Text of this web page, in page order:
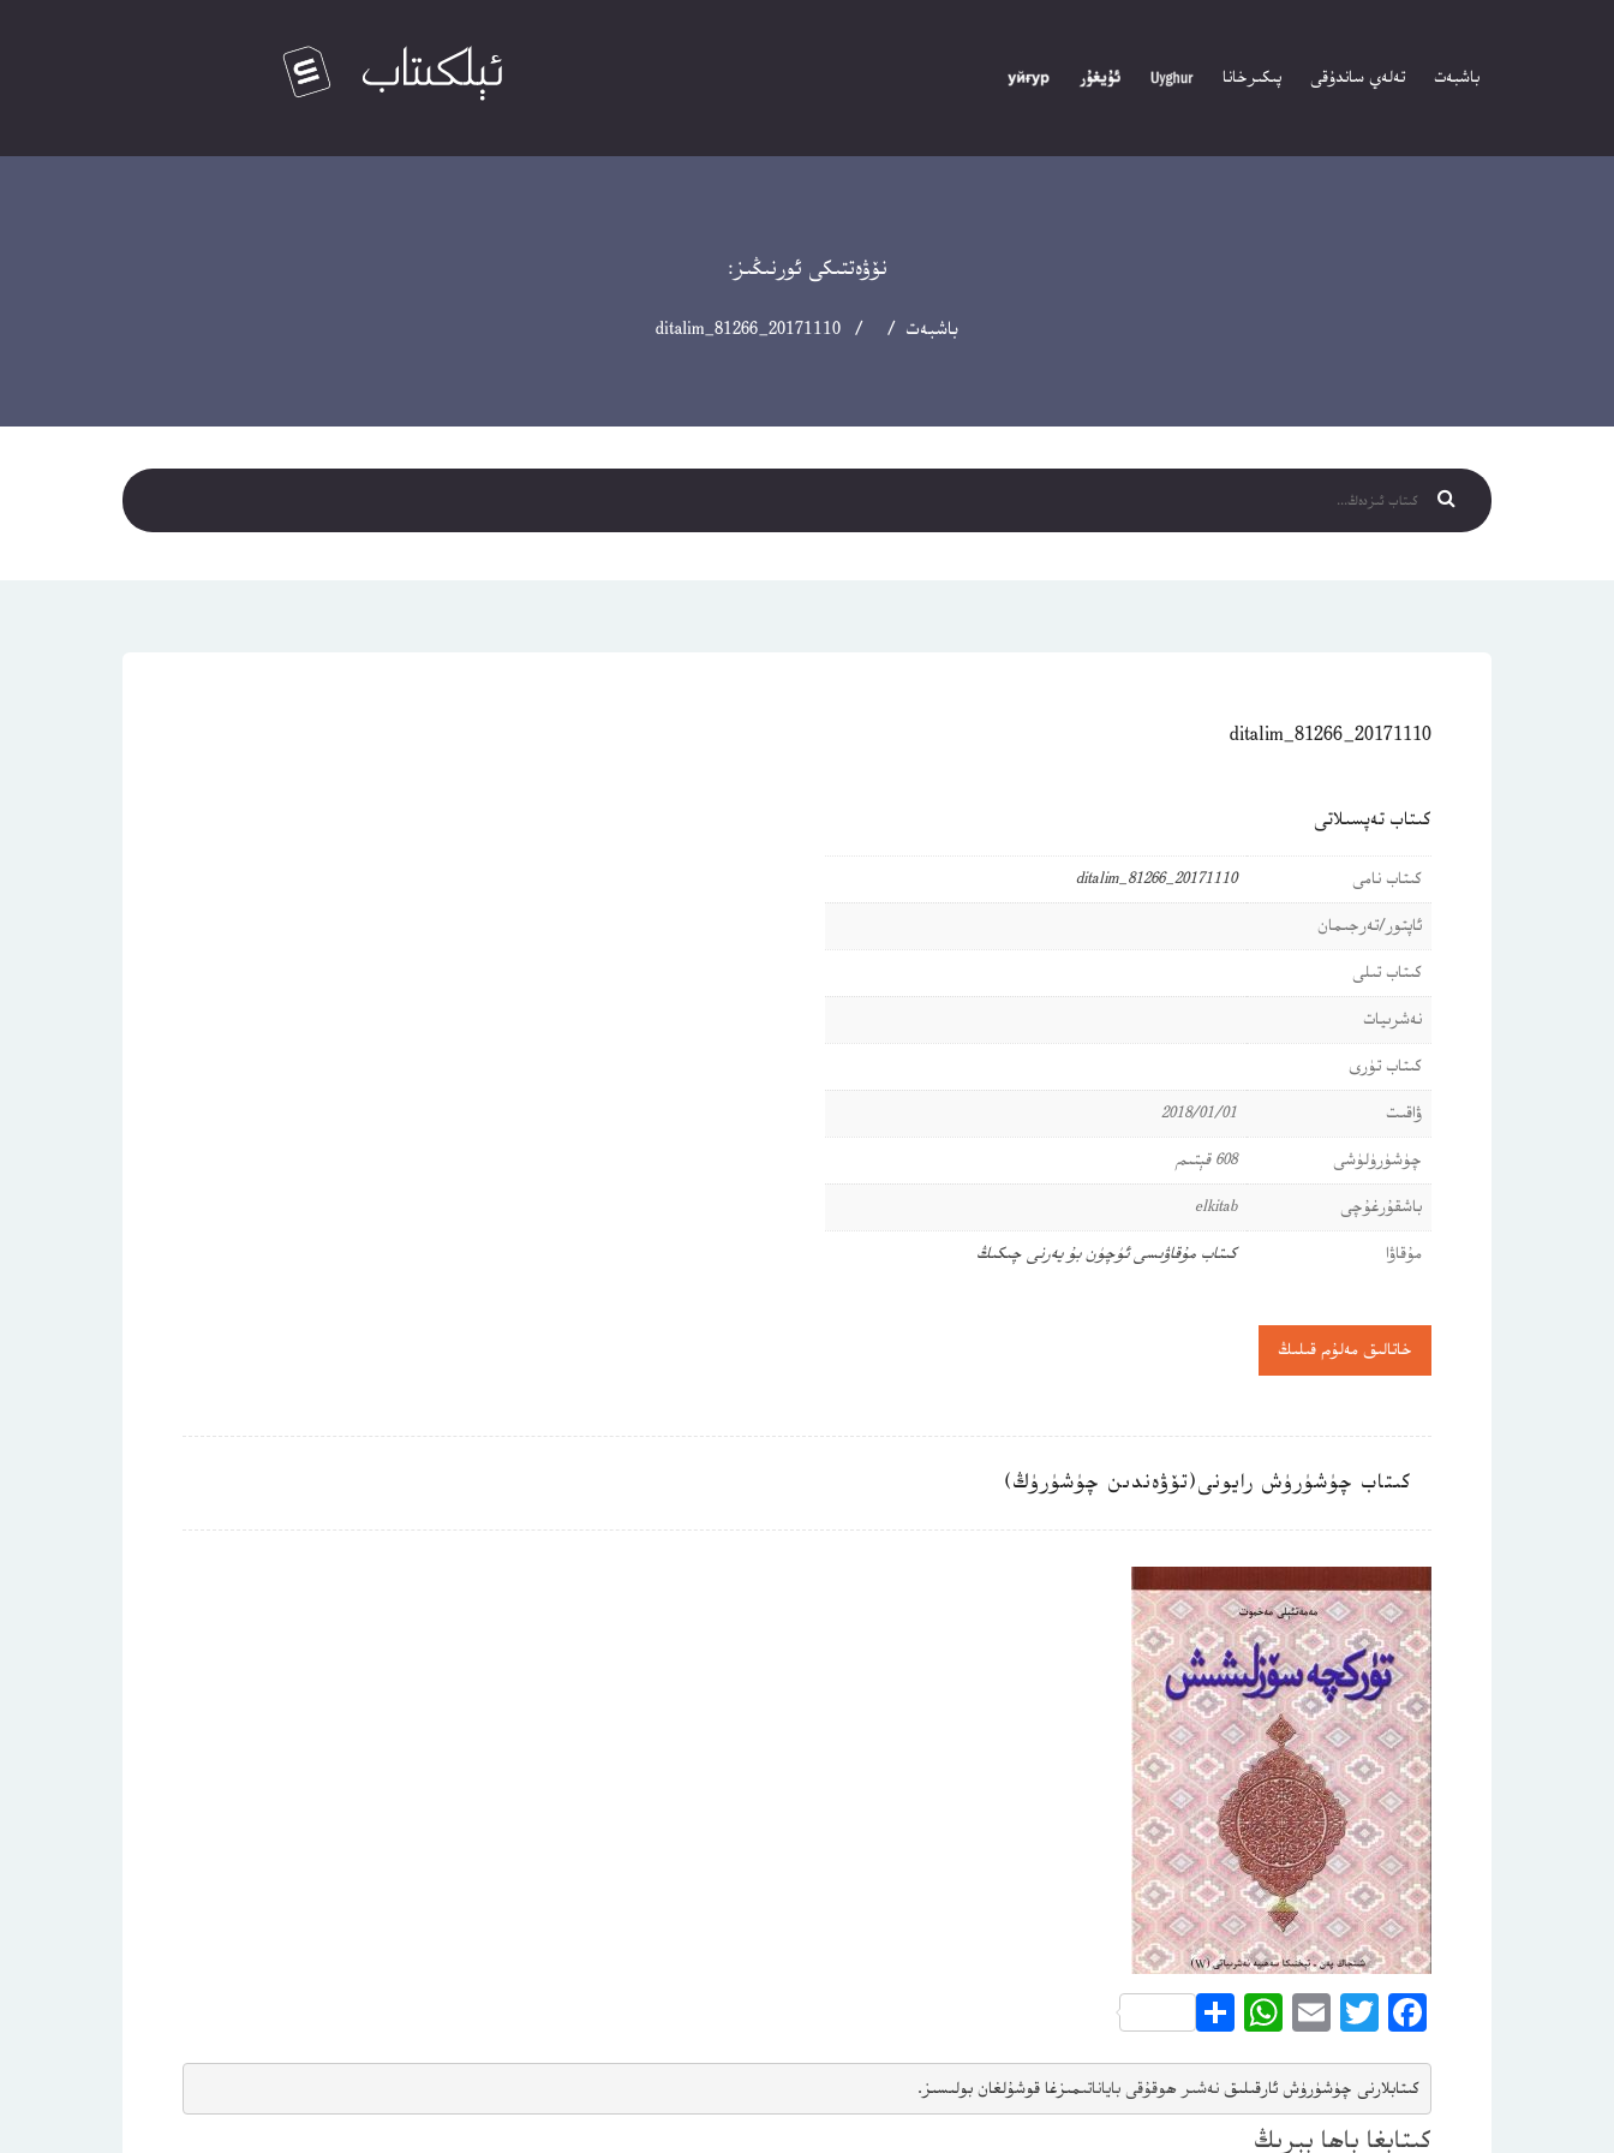
باشبەت تەلەي ساندۇقى پىكىرخانا
نۆۋەتتىكى ئورنىڭىز:
باشبەت / / 20171110_ditalim_81266
20171110_ditalim_81266
كىتاب تەپسىلاتى
كىتاب نامى
20171110_ditalim_81266
ئاپتور/تەرجىمان
كىتاب تىلى
نەشرىيات
كىتاب تۈرى
ۋاقىت
2018/01/01
چۈشۈرۈلۈشى
608 قېتىم
باشقۇرغۇچى
elkitab
مۇقاۋا
كىتاب مۇقاۋىسى ئۈچۈن بۇ يەرنى چىكىڭ
خاتالىق مەلۇم قىلىڭ
كىتاب چۈشۈرۈش رايونى(تۆۋەندىن چۈشۈرۈڭ)
Facebook
Twitter
Email
WhatsApp
Share
كىتابلارنى چۈشۈرۈش ئارقىلىق نەشىر ھوقۇقى باياناتىمىزغا قوشۇلغان بولىسىز.
كىتابغا باھا بېرىڭ